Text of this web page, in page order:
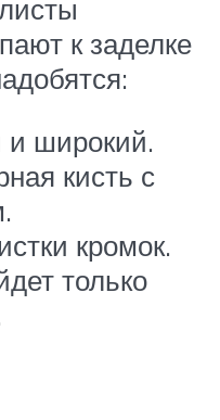
к заделке
и широкий.
кисть с
кромок.
только